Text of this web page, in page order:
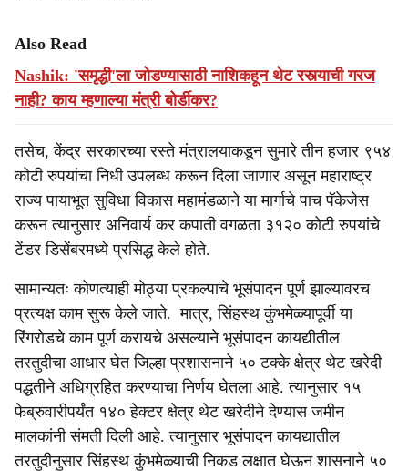
Also Read
Nashik: 'समृद्धी'ला जोडण्यासाठी नाशिकहून थेट रस्त्याची गरज
नाही? काय म्हणाल्या मंत्री बोर्डीकर?
तसेच, केंद्र सरकारच्या रस्ते मंत्रालयाकडून सुमारे तीन हजार ९५४
कोटी रुपयांचा निधी उपलब्ध करून दिला जाणार असून महाराष्‍ट्र
राज्य पायाभूत सुविधा विकास महामंडळाने या मार्गाचे पाच पॅकेजेस
करून त्यानुसार अनिवार्य कर कपाती वगळता ३१२० कोटी रुपयांचे
टेंडर डिसेंबरमध्ये प्रसिद्ध केले होते.
सामान्यतः कोणत्याही मोठ्या प्रकल्पाचे भूसंपादन पूर्ण झाल्यावरच
प्रत्यक्ष काम सुरू केले जाते. मात्र, सिंहस्थ कुंभमेळ्यापूर्वी या
रिंगरोडचे काम पूर्ण करायचे असल्याने भूसंपादन कायद्यीतील
तरतुदीचा आधार घेत जिल्हा प्रशासनाने ५० टक्के क्षेत्र थेट खरेदी
पद्धतीने अधिग्रहित करण्याचा निर्णय घेतला आहे. त्यानुसार १५
फेब्रुवारीपर्यंत १४० हेक्टर क्षेत्र थेट खरेदीने देण्यास जमीन
मालकांनी संमती दिली आहे. त्यानुसार भूसंपादन कायद्यातील
तरतुदीनुसार सिंहस्थ कुंभमेळ्याची निकड लक्षात घेऊन शासनाने ५०